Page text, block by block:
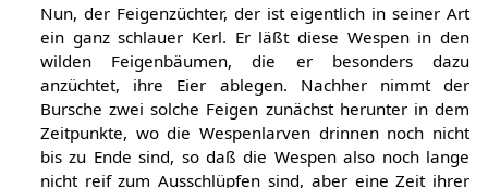
Nun, der Feigenzüchter, der ist eigentlich in seiner Art
ein ganz schlauer Kerl. Er läßt diese Wespen in den
wilden Feigenbäumen, die er besonders dazu
anzüchtet, ihre Eier ablegen. Nachher nimmt der
Bursche zwei solche Feigen zunächst herunter in dem
Zeitpunkte, wo die Wespenlarven drinnen noch nicht
bis zu Ende sind, so daß die Wespen also noch lange
nicht reif zum Ausschlüpfen sind, aber eine Zeit ihrer